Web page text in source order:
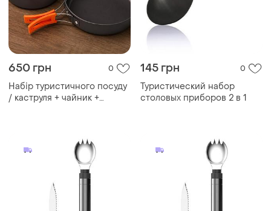
650 грн 0
Набір туристичного посуду
/ каструля + чайник +
145 грн 0
Туристический набор
столовых приборов 2 в 1